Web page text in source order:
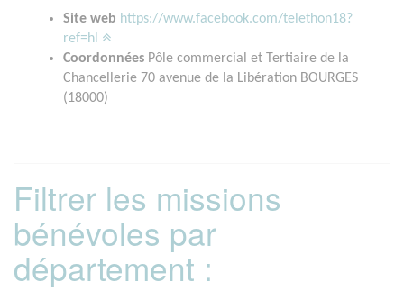
Site web https://www.facebook.com/telethon18?
ref=hl
Coordonnées Pôle commercial et Tertiaire de la
Chancellerie 70 avenue de la Libération BOURGES
(18000)
Filtrer les missions
bénévoles par
département :